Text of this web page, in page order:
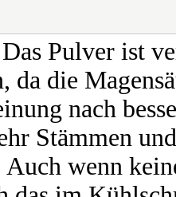
Pulver ist
da die
nach
Stämmen
wenn